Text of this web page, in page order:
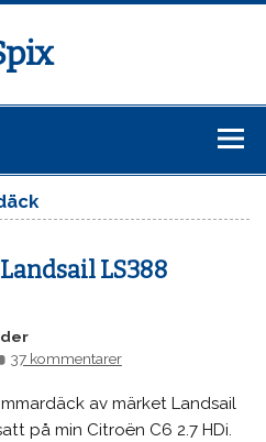
LS388
37 kommentarer
av märket Landsail
på min Citroën C6 2.7 HDi.